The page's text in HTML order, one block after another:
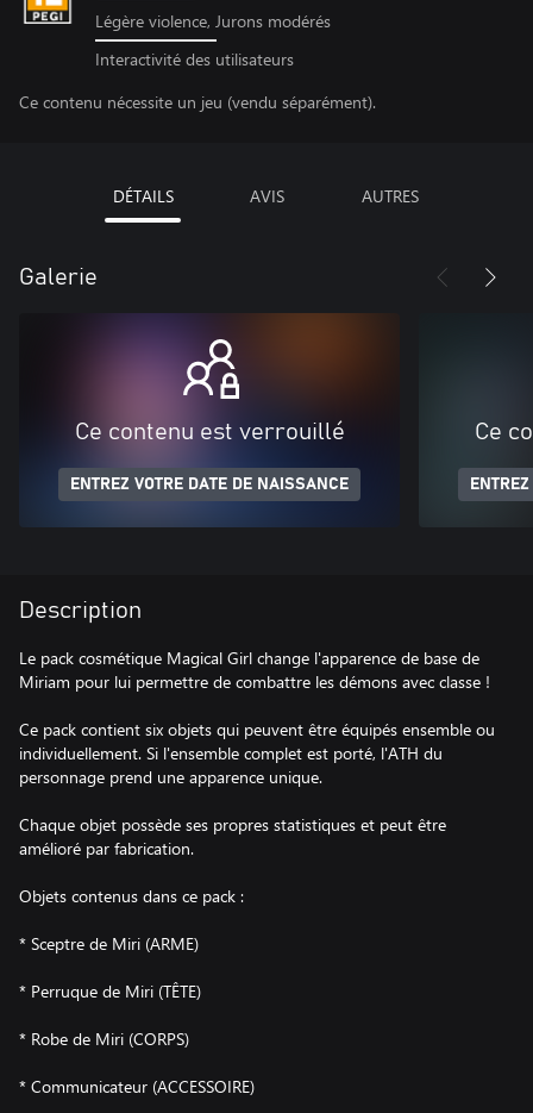
Légère violence, Jurons modérés
Interactivité des utilisateurs
Ce contenu nécessite un jeu (vendu séparément).
DÉTAILS AVIS AUTRES
Galerie
Ce contenu est verrouillé
ENTREZ VOTRE DATE DE NAISSANCE
Ce
Description
Le pack cosmétique Magical Girl change l'apparence de base de
Miriam pour lui permettre de combattre les démons avec classe !
Ce pack contient six objets qui peuvent être équipés ensemble ou
individuellement. Si l'ensemble complet est porté, l'ATH du
personnage prend une apparence unique.
Chaque objet possède ses propres statistiques et peut être
amélioré par fabrication.
Objets contenus dans ce pack :
* Sceptre de Miri (ARME)
* Perruque de Miri (TÊTE)
* Robe de Miri (CORPS)
* Communicateur (ACCESSOIRE)